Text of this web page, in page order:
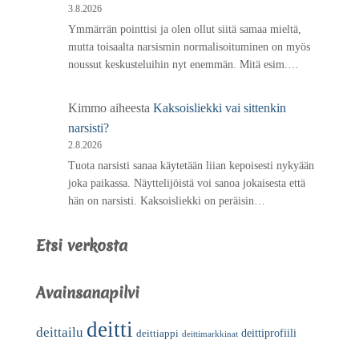
3.8.2026
Ymmärrän pointtisi ja olen ollut siitä samaa mieltä,
mutta toisaalta narsismin normalisoituminen on myös
noussut keskusteluihin nyt enemmän. Mitä esim.…
Kimmo aiheesta Kaksoisliekki vai sittenkin
narsisti?
2.8.2026
Tuota narsisti sanaa käytetään liian kepoisesti nykyään
joka paikassa. Näyttelijöistä voi sanoa jokaisesta että
hän on narsisti. Kaksoisliekki on peräisin…
Etsi verkosta
Avainsanapilvi
deittailu deitti deittiappi deittimarkkinat deittiprofiili